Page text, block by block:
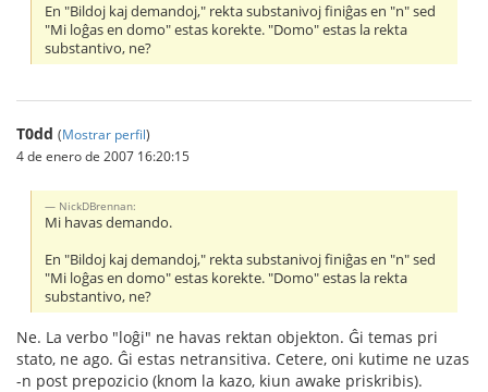
En "Bildoj kaj demandoj," rekta substanivoj finiĝas en "n" sed
"Mi loĝas en domo" estas korekte. "Domo" estas la rekta
substantivo, ne?
T0dd (Mostrar perfil)
4 de enero de 2007 16:20:15
NickDBrennan:
Mi havas demando.
En "Bildoj kaj demandoj," rekta substanivoj finiĝas en "n" sed
"Mi loĝas en domo" estas korekte. "Domo" estas la rekta
substantivo, ne?
Ne. La verbo "loĝi" ne havas rektan objekton. Ĝi temas pri
stato, ne ago. Ĝi estas netransitiva. Cetere, oni kutime ne uzas
-n post prepozicio (knom la kazo, kiun awake priskribis).